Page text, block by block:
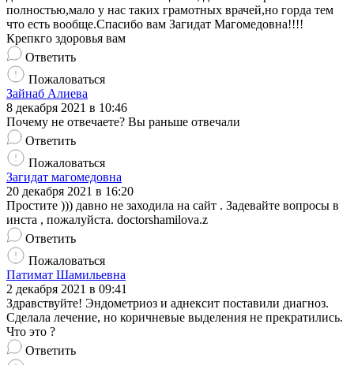
полностью,мало у нас таких грамотных врачей,но горда тем
что есть вообще.Спасибо вам Загидат Магомедовна!!!!
Крепкго здоровья вам
Ответить
Пожаловаться
Зайнаб Алиева
8 декабря 2021 в 10:46
Почему не отвечаете? Вы раньше отвечали
Ответить
Пожаловаться
Загидат магомедовна
20 декабря 2021 в 16:20
Простите ))) давно не заходила на сайт . Задевайте вопросы в
инста , пожалуйста. doctorshamilova.z
Ответить
Пожаловаться
Патимат Шамильевна
2 декабря 2021 в 09:41
Здравствуйте! Эндометриоз и аднексит поставили диагноз.
Сделала лечение, но коричневые выделения не прекратились.
Что это ?
Ответить